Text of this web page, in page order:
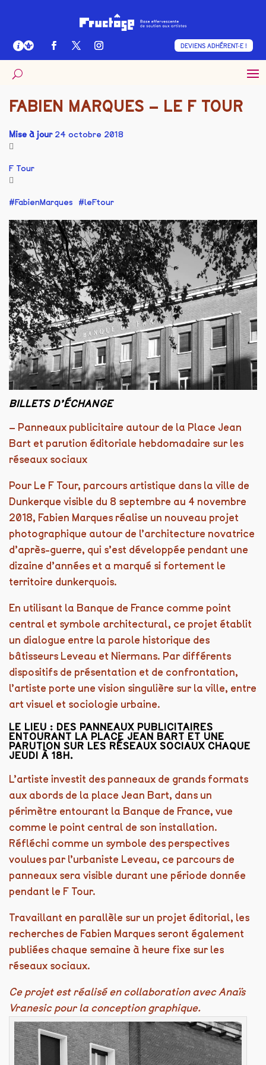
DEVIENS ADHÉRENT·E !
BILLETS D’ÉCHANGE
– Panneaux publicitaire autour de la Place Jean
Bart et parution éditoriale hebdomadaire sur les
réseaux sociaux
Pour Le F Tour, parcours artistique dans la ville de
Dunkerque visible du 8 septembre au 4 novembre
2018, Fabien Marques réalise un nouveau projet
photographique autour de l’architecture novatrice
d’après-guerre, qui s’est développée pendant une
dizaine d’années et a marqué si fortement le
territoire dunkerquois.
En utilisant la Banque de France comme point
central et symbole architectural, ce projet établit
un dialogue entre la parole historique des
bâtisseurs Leveau et Niermans. Par différents
dispositifs de présentation et de confrontation,
l’artiste porte une vision singulière sur la ville, entre
art visuel et sociologie urbaine.
LE LIEU : DES PANNEAUX PUBLICITAIRES
ENTOURANT LA PLACE JEAN BART ET UNE
PARUTION SUR LES RÉSEAUX SOCIAUX CHAQUE
JEUDI À 18H.
L’artiste investit des panneaux de grands formats
aux abords de la place Jean Bart, dans un
périmètre entourant la Banque de France, vue
comme le point central de son installation.
Réfléchi comme un symbole des perspectives
voulues par l’urbaniste Leveau, ce parcours de
panneaux sera visible durant une période donnée
pendant le F Tour.
Travaillant en parallèle sur un projet éditorial, les
recherches de Fabien Marques seront également
publiées chaque semaine à heure fixe sur les
réseaux sociaux.
Ce projet est réalisé en collaboration avec Anaïs
Vranesic pour la conception graphique.
FABIEN MARQUES – LE F TOUR
Mise à jour24 octobre 2018
F Tour
FabienMarques leFtour